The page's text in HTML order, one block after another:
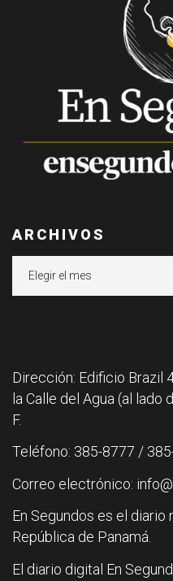
ARCHIVOS
Dirección: Edificio Brazil
la Calle del Agua (al lado
F.
Teléfono: 385-8777 /
Correo electrónico:
En Segundos es el
República de Panamá.
El diario digital En